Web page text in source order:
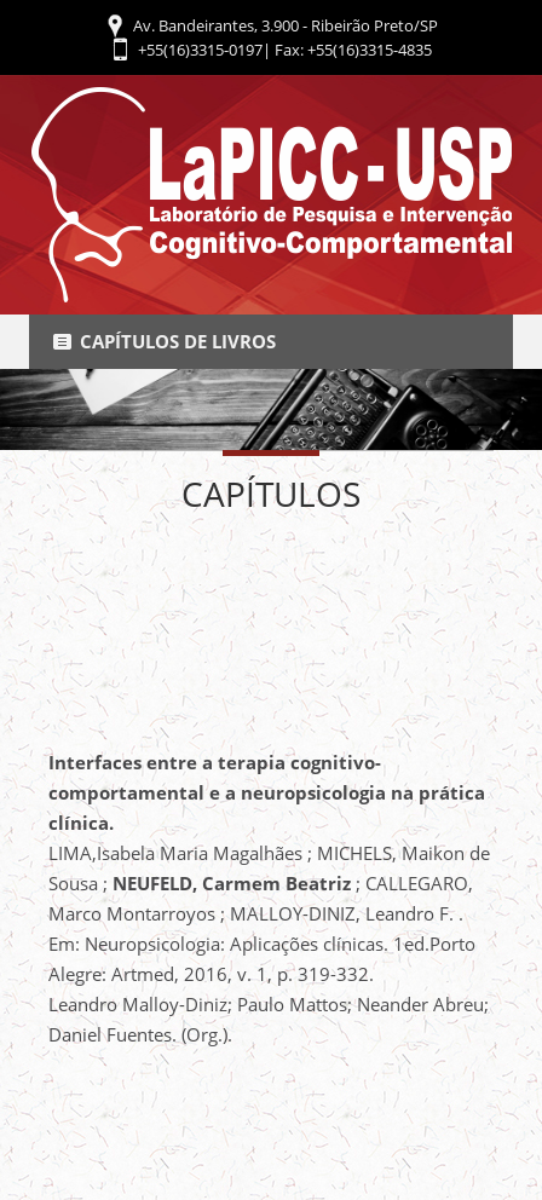
Av. Bandeirantes, 3.900 - Ribeirão Preto/SP
+55(16)3315-0197| Fax: +55(16)3315-4835
CAPÍTULOS DE LIVROS
CAPÍTULOS
Interfaces entre a terapia cognitivo-
comportamental e a neuropsicologia na prática
clínica.
LIMA,Isabela Maria Magalhães ; MICHELS, Maikon de
Sousa ; NEUFELD, Carmem Beatriz ; CALLEGARO,
Marco Montarroyos ; MALLOY-DINIZ, Leandro F. .
Em: Neuropsicologia: Aplicações clínicas. 1ed.Porto
Alegre: Artmed, 2016, v. 1, p. 319-332.
Leandro Malloy-Diniz; Paulo Mattos; Neander Abreu;
Daniel Fuentes. (Org.).